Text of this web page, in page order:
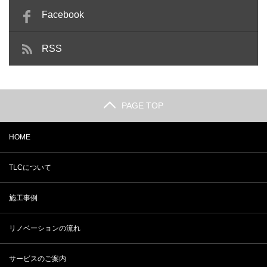
Facebook
RSS
PAGE TOP
HOME
TLCについて
施工事例
リノベーションの流れ
サービスのご案内